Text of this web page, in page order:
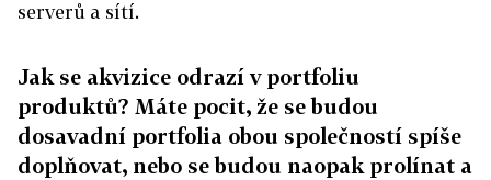
serverů a sítí.
Jak se akvizice odrazí v portfoliu
produktů? Máte pocit, že se budou
dosavadní portfolia obou společností spíše
doplňovat, nebo se budou naopak prolínat a